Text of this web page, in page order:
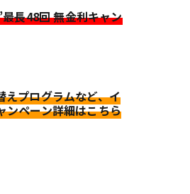
長48回 無金利キャン
プログラムなど、イ
ンペーン詳細はこちら